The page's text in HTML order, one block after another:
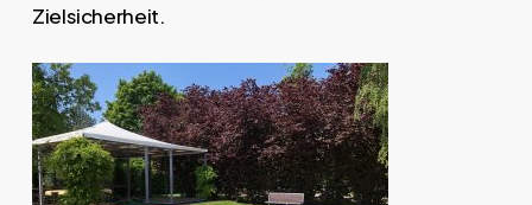
Zielsicherheit.